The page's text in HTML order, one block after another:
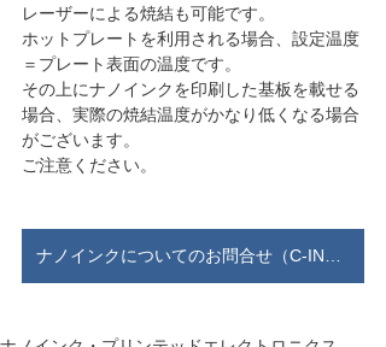
レーザーによる焼結も可能です。
ホットプレートを利用される場合、設定温度
＝プレート表面の温度です。
その上にナノインクを印刷した基板を載せる
場合、実際の焼結温度がかなり低くなる場合
がございます。
ご注意ください。